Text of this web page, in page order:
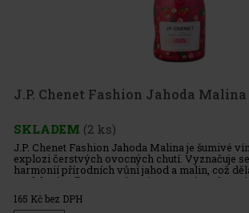
J.P. Chenet Fashion Jahoda Malina
SKLADEM (2 ks)
J.P. Chenet Fashion Jahoda Malina je šumivé
explozi čerstvých ovocných chutí. Vyznačuje
harmonií přírodních vůní jahod a malin, což
perfektní volbu pro večerní posezení a
165 Kč bez DPH